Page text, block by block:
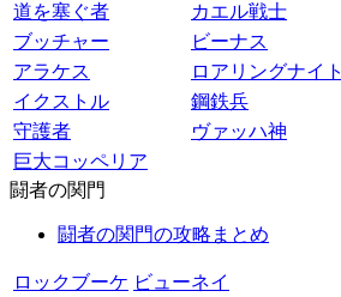
道を塞ぐ者
カエル戦士
ブッチャー
ビーナス
アラケス
ロアリングナイト
イクストル
鋼鉄兵
守護者
ヴァッハ神
巨大コッペリア
闘者の関門
闘者の関門の攻略まとめ
ロックブーケ ビューネイ